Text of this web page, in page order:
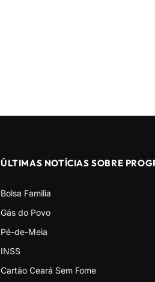
ÚLTIMAS NOTÍCIAS SOBRE
Bolsa Família
Gás do Povo
Pé-de-Meia
INSS
Cartão Ceará Sem Fome